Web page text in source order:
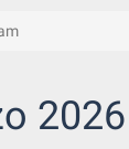
2026